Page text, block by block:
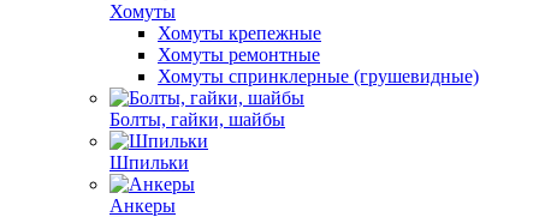
Хомуты
Хомуты крепежные
Хомуты ремонтные
Хомуты спринклерные (грушевидные)
Болты, гайки, шайбы
Шпильки
Анкеры